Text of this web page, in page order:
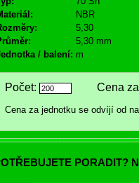
NBR
5,30
5,30 mm
/ balení: m
Počet: Cena za
Cena za jednotku se odvíjí od
PORADIT?